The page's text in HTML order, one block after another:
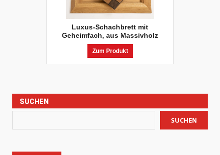
Luxus-Schachbrett mit
Geheimfach, aus Massivholz
Zum Produkt
SUCHEN
SUCHEN